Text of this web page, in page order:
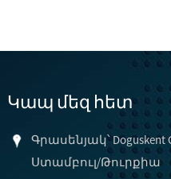
Կապ մեզ հետ
Գրասենյակ՝ Doguskent
Ստամբուլ/Թուրքիա